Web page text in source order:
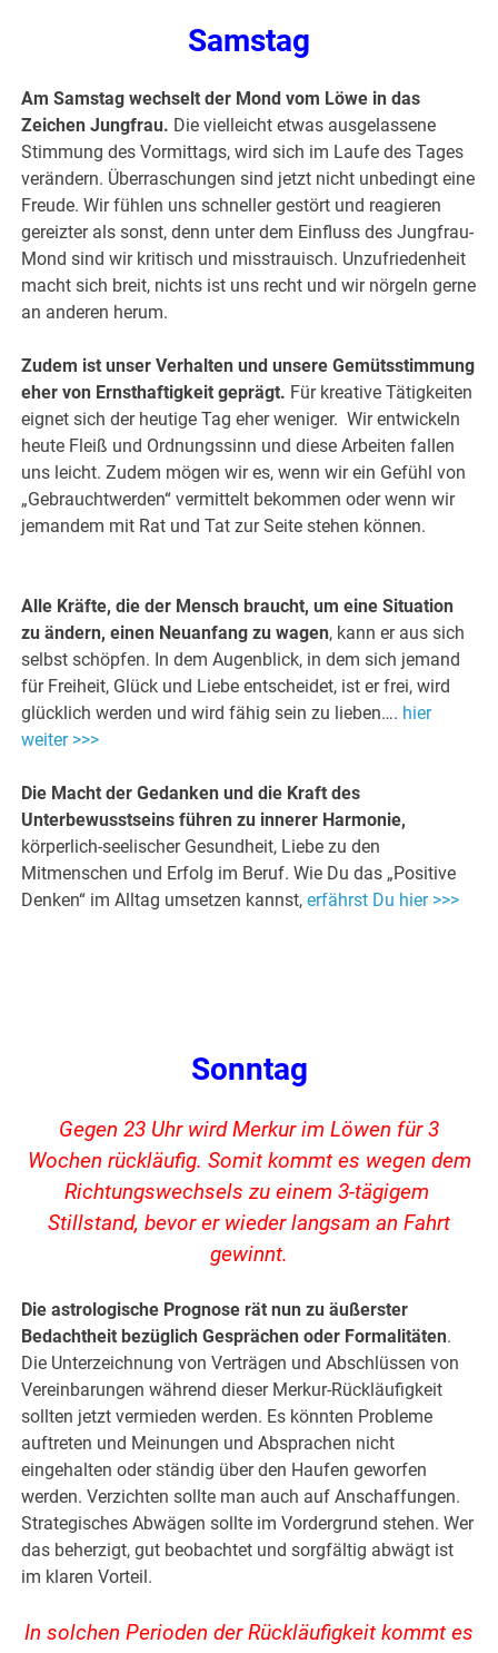
Samstag
Am Samstag wechselt der Mond vom Löwe in das
Zeichen Jungfrau. Die vielleicht etwas ausgelassene
Stimmung des Vormittags, wird sich im Laufe des Tages
verändern. Überraschungen sind jetzt nicht unbedingt eine
Freude. Wir fühlen uns schneller gestört und reagieren
gereizter als sonst, denn unter dem Einfluss des Jungfrau-
Mond sind wir kritisch und misstrauisch. Unzufriedenheit
macht sich breit, nichts ist uns recht und wir nörgeln gerne
an anderen herum.
Zudem ist unser Verhalten und unsere Gemütsstimmung
eher von Ernsthaftigkeit geprägt. Für kreative Tätigkeiten
eignet sich der heutige Tag eher weniger. Wir entwickeln
heute Fleiß und Ordnungssinn und diese Arbeiten fallen
uns leicht. Zudem mögen wir es, wenn wir ein Gefühl von
„Gebrauchtwerden“ vermittelt bekommen oder wenn wir
jemandem mit Rat und Tat zur Seite stehen können.
Alle Kräfte, die der Mensch braucht, um eine Situation
zu ändern, einen Neuanfang zu wagen, kann er aus sich
selbst schöpfen. In dem Augenblick, in dem sich jemand
für Freiheit, Glück und Liebe entscheidet, ist er frei, wird
glücklich werden und wird fähig sein zu lieben…. hier
weiter >>>
Die Macht der Gedanken und die Kraft des
Unterbewusstseins führen zu innerer Harmonie,
körperlich-seelischer Gesundheit, Liebe zu den
Mitmenschen und Erfolg im Beruf. Wie Du das „Positive
Denken“ im Alltag umsetzen kannst,erfährst Du hier >>>
Sonntag
Gegen 23 Uhr wird Merkur im Löwen für 3
Wochen rückläufig. Somit kommt es wegen dem
Richtungswechsels zu einem 3-tägigem
Stillstand, bevor er wieder langsam an Fahrt
gewinnt.
Die astrologische Prognose rät nun zu äußerster
Bedachtheit bezüglich Gesprächen oder Formalitäten.
Die Unterzeichnung von Verträgen und Abschlüssen von
Vereinbarungen während dieser Merkur-Rückläufigkeit
sollten jetzt vermieden werden. Es könnten Probleme
auftreten und Meinungen und Absprachen nicht
eingehalten oder ständig über den Haufen geworfen
werden. Verzichten sollte man auch auf Anschaffungen.
Strategisches Abwägen sollte im Vordergrund stehen. Wer
das beherzigt, gut beobachtet und sorgfältig abwägt ist
im klaren Vorteil.
In solchen Perioden der Rückläufigkeit kommt es